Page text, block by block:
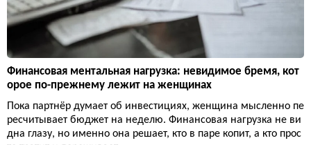
Финансовая ментальная нагрузка: невидимое бремя, кот
орое по-прежнему лежит на женщинах
Пока партнёр думает об инвестициях, женщина мысленно пе
ресчитывает бюджет на неделю. Финансовая нагрузка не ви
дна глазу, но именно она решает, кто в паре копит, а кто прос